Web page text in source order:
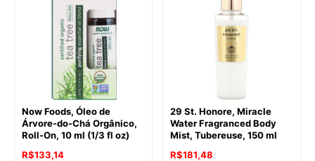
Now Foods, Óleo de
Árvore-do-Chá Orgânico,
Roll-On, 10 ml (1/3 fl oz)
R$133,14
29 St. Honore, Miracle
Water Fragranced Body
Mist, Tubereuse, 150 ml
R$181,48